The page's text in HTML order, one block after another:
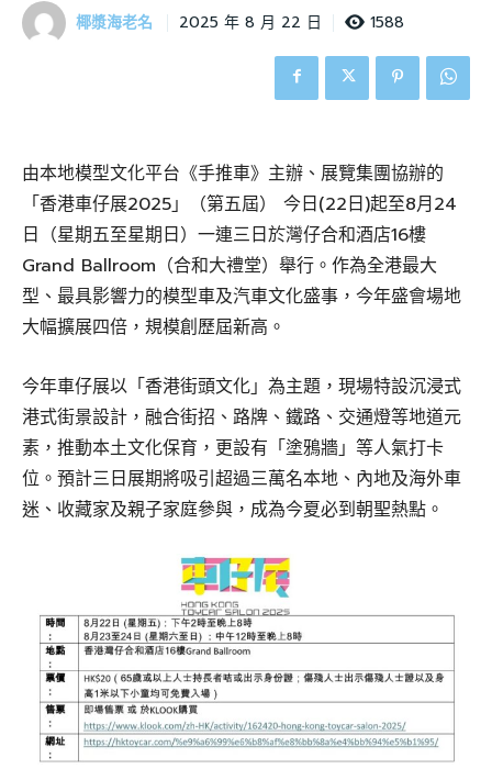
椰漿海老名 2025 年 8 月 22 日 1588
由本地模型文化平台《手推車》主辦、展覽集團協辦的
「香港車仔展2025」（第五屆） 今日(22日)起至8月24
日（星期五至星期日）一連三日於灣仔合和酒店16樓
Grand Ballroom（合和大禮堂）舉行。作為全港最大
型、最具影響力的模型車及汽車文化盛事，今年盛會場地
大幅擴展四倍，規模創歷屆新高。
今年車仔展以「香港街頭文化」為主題，現場特設沉浸式
港式街景設計，融合街招、路牌、鐵路、交通燈等地道元
素，推動本土文化保育，更設有「塗鴉牆」等人氣打卡
位。預計三日展期將吸引超過三萬名本地、內地及海外車
迷、收藏家及親子家庭參與，成為今夏必到朝聖熱點。